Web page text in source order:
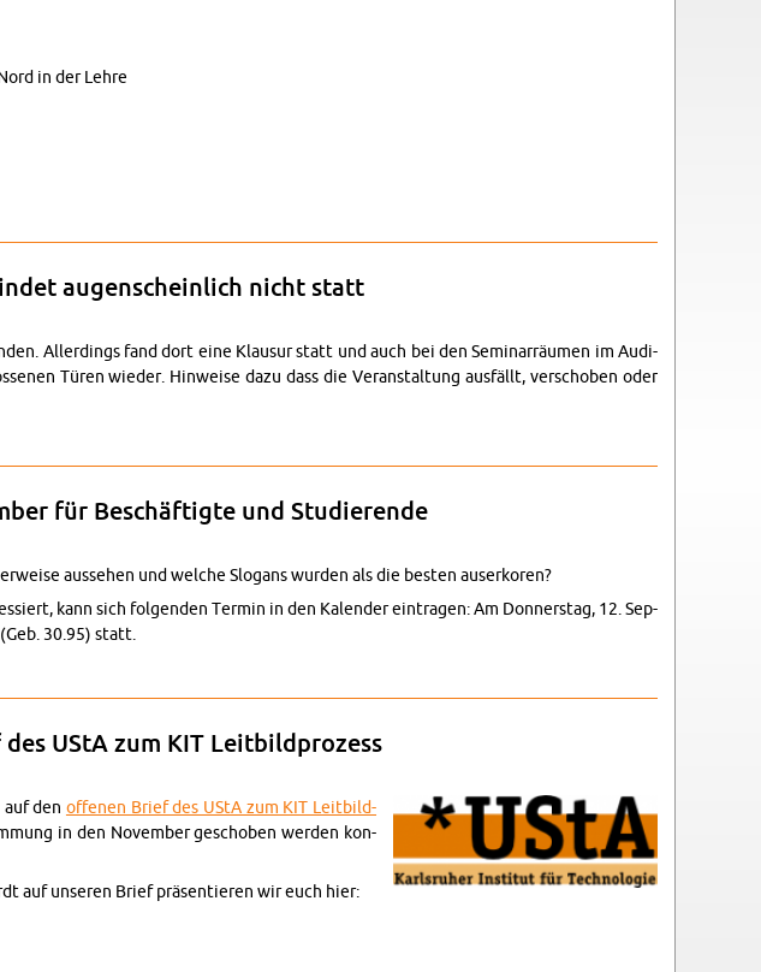
in der Lehre
au­gen­schein­lich nicht statt
Allerd­ings fand dort eine Klausur statt und auch bei den Sem­i­narräumen im Au­di­
Türen wieder. Hin­weise dazu dass die Ve­r­anstal­tung ausfällt, ver­schoben oder
für Beschäftigte und Studierende
ausse­hen und welche Slo­gans wur­den als die besten auserko­ren?
kann sich fol­gen­den Ter­min in den Kalen­der ein­tra­gen: Am Don­ner­stag, 12. Sep­
30.95) statt.
UStA zum KIT Leit­bild­prozess
den of­fe­nen Brief des UStA zum KIT Leit­bild­
in den No­vem­ber geschoben wer­den kon­
auf un­seren Brief präsen­tieren wir euch hier: